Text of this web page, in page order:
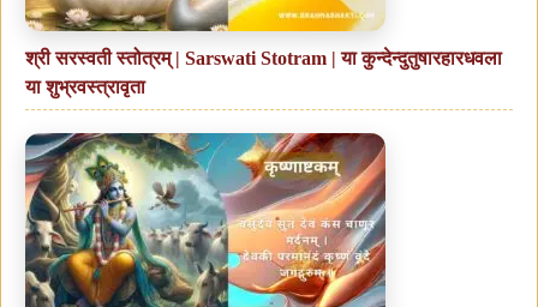
श्री सरस्वती स्तोत्रम् | Sarswati Stotram | या कुन्देन्दुतुषारहारधवला
या शुभ्रवस्त्रावृता